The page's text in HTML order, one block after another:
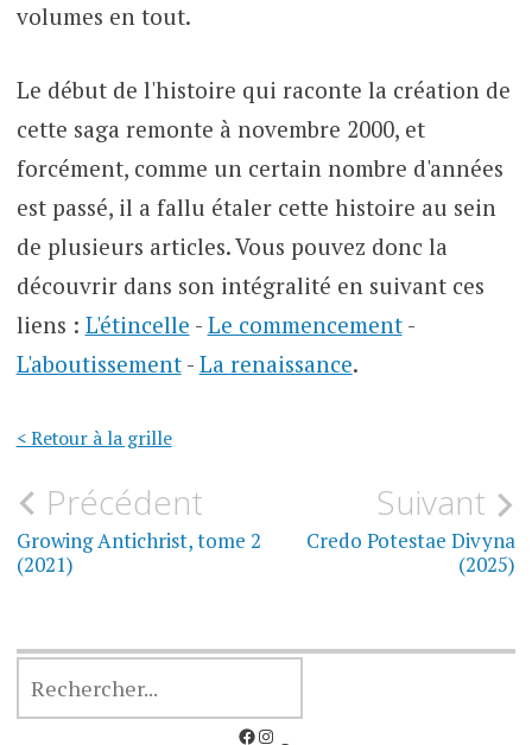
volumes en tout.
Le début de l'histoire qui raconte la création de
cette saga remonte à novembre 2000, et
forcément, comme un certain nombre d'années
est passé, il a fallu étaler cette histoire au sein
de plusieurs articles. Vous pouvez donc la
découvrir dans son intégralité en suivant ces
liens : L'étincelle - Le commencement-
L'aboutissement- La renaissance.
< Retour à la grille
Navigation
de
Précédent
Growing Antichrist, tome 2
(2021)
Suivant
Credo Potestae Divyna
(2025)
Facebook
Instagram